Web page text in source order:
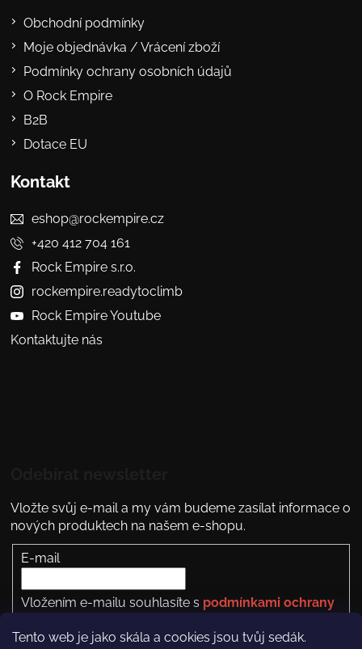
Tento web je jako skála a cookies jsou tvůj sedák.
Obchodní podmínky
Moje objednávka / Vrácení zboží
Podmínky ochrany osobních údajů
O Rock Empire
B2B
Dotace EU
Kontakt
eshop@rockempire.cz
+420 412 704 161
Rock Empire s.r.o.
rockempire.readytoclimb
Rock Empire Youtube
Kontaktujte nás
Vložte svůj e-mail a my vám budeme zasílat informace o
nových produktech na našem e-shopu.
E-mail
Vložením e-mailu souhlasíte s podmínkami ochrany